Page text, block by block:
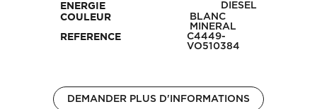
ENERGIE DIESEL
COULEUR
BLANC
MINERAL
REFERENCE
C4449-
VO510384
DEMANDER PLUS D'INFORMATIONS